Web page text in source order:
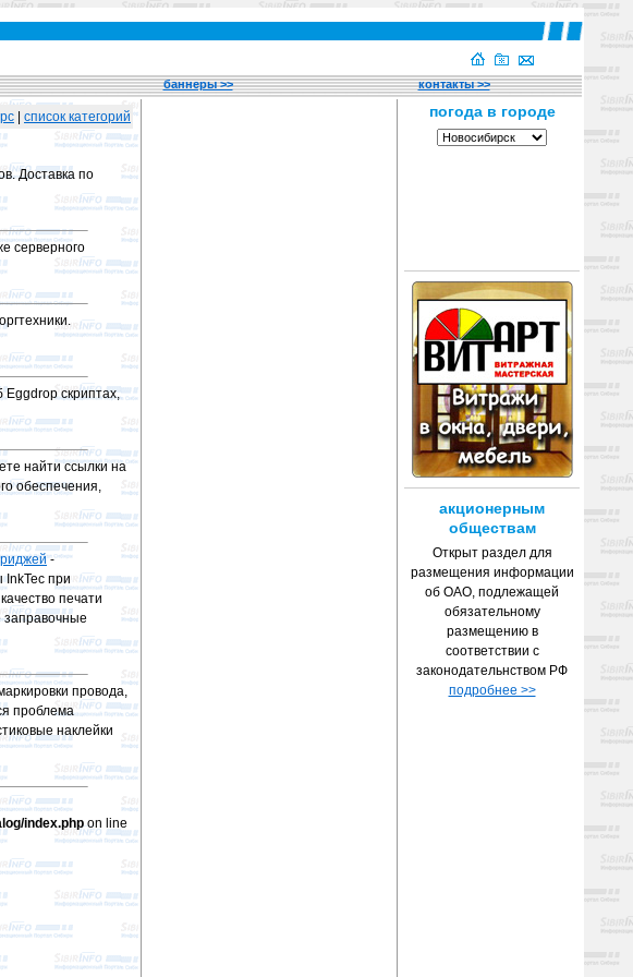
баннеры >> контакты >>
список категорий
Доставка по
серверного
скриптах,
найти ссылки на
обеспечения,
-
при
печати
заправочные
провода,
проблема
наклейки
index.php on line
акционерным
обществам
Открыт раздел для
размещения информации
об ОАО, подлежащей
обязательному
размещению в
соответствии с
законодательнством РФ
подробнее >>